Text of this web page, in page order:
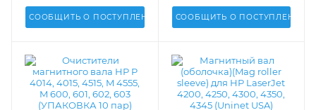
СООБЩИТЬ О ПОСТУПЛЕНИИ СООБЩИТЬ О ПОСТУПЛЕНИИ